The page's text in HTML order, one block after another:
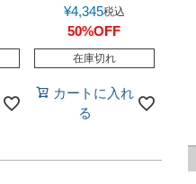
¥4,345税込
50%OFF
在庫切れ
カートに入れ
る